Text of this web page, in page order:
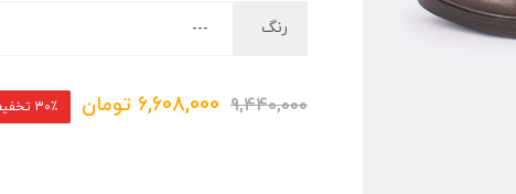
رنگ
9,440,000
6,608,000 تومان 30٪ تخفیف